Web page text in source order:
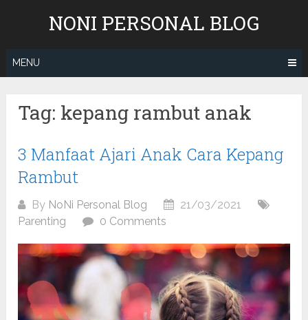
NONI PERSONAL BLOG
MENU
Tag: kepang rambut anak
3 Manfaat Ajari Anak Cara Kepang
Rambut
By NoNi Personal Blog
21/03/2021
Parenting
0 Comments